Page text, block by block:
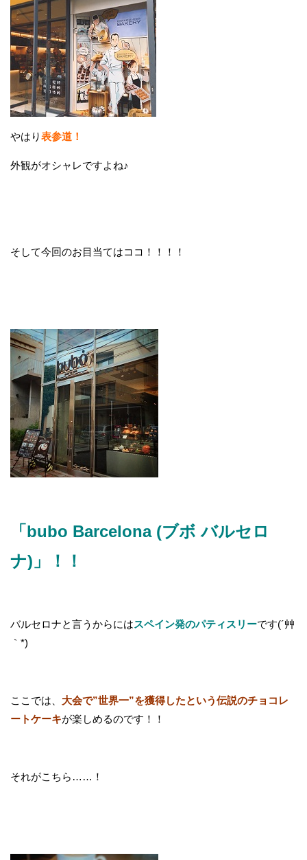
やはり表参道！
外観がオシャレですよね♪
そして今回のお目当てはココ！！！！
「bubo Barcelona (ブボ バルセロ
ナ)」！！
バルセロナと言うからにはスペイン発のパティスリーです(´艸
｀*)
ここでは、 大会で”世界一”を獲得したという伝説のチョコレ
ートケーキが楽しめるのです！！
それがこちら……！